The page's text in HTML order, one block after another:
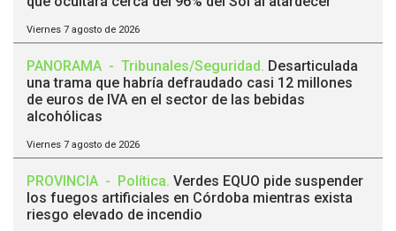
Viernes 7 agosto de 2026
PANORAMA - Tribunales/Seguridad. Desarticulada
una trama que habría defraudado casi 12 millones
de euros de IVA en el sector de las bebidas
alcohólicas
Viernes 7 agosto de 2026
PROVINCIA - Política. Verdes EQUO pide suspender
los fuegos artificiales en Córdoba mientras exista
riesgo elevado de incendio